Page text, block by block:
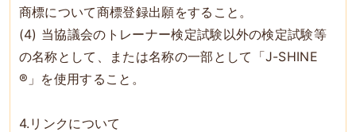
商標について商標登録出願をすること。
(4) 当協議会のトレーナー検定試験以外の検定試験等
の名称として、または名称の一部として「J-SHINE
®」を使用すること。
4.リンクについて